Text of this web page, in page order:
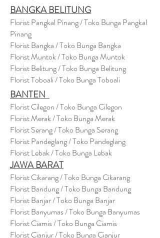
BANGKA BELITUNG
Florist Pangkal Pinang / Toko Bunga Pangkal
Pinang
Florist Bangka / Toko Bunga Bangka
Florist Muntok / Toko Bunga Muntok
Florist Belitung / Toko Bunga Belitung
Florist Toboali / Toko Bunga Toboali
BANTEN
Florist Cilegon / Toko Bunga Cilegon
Florist Merak / Toko Bunga Merak
Florist Serang / Toko Bunga Serang
Florist Pandeglang / Toko Pandeglang
Florist Lebak / Toko Bunga Lebak
JAWA BARAT
Florist Cikarang/ Toko Bunga Cikarang
Florist Bandung / Toko Bunga Bandung
Florist Banjar / Toko Bunga Banjar
Florist Banyumas / Toko Bunga Banyumas
Florist Ciamis / Toko Bunga Ciamis
Florist Cianjur / Toko Bunga Cianjur